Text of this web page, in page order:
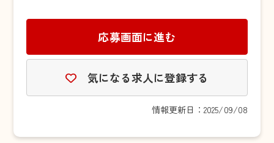
応募画面に進む
気になる求人に登録する
情報更新日：2025/09/08